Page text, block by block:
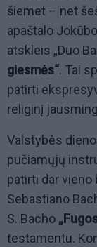
šiemet – net
apaštalo
atskleis „Duo
giesmės“. Tai
patirti
religinį
Valstybės
pučiamųjų
patirti dar
Sebastiano
S. Bacho
testamentu.